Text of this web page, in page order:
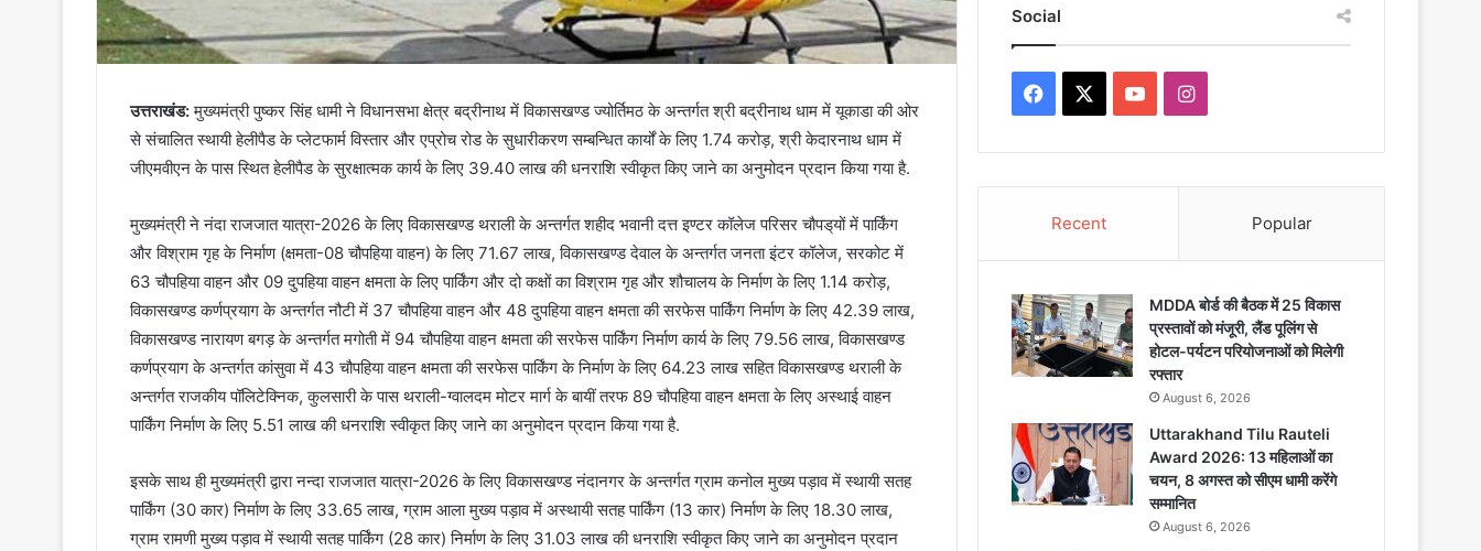
उत्तराखंड:मुख्यमंत्री पुष्कर सिंह धामी ने विधानसभा क्षेत्र बद्रीनाथ में विकासखण्ड ज्योर्तिमठ के अन्तर्गत श्री बद्रीनाथ धाम में यूकाडा की ओर
से संचालित स्थायी हेलीपैड के प्लेटफार्म विस्तार और एप्रोच रोड के सुधारीकरण सम्बन्धित कार्यों के लिए 1.74 करोड़, श्री केदारनाथ धाम में
जीएमवीएन के पास स्थित हेलीपैड के सुरक्षात्मक कार्य के लिए 39.40 लाख की धनराशि स्वीकृत किए जाने का अनुमोदन प्रदान किया गया है.
मुख्यमंत्री ने नंदा राजजात यात्रा-2026 के लिए विकासखण्ड थराली के अन्तर्गत शहीद भवानी दत्त इण्टर कॉलेज परिसर चौपड्‌यों में पार्किंग
और विश्राम गृह के निर्माण (क्षमता-08 चौपहिया वाहन) के लिए 71.67 लाख, विकासखण्ड देवाल के अन्तर्गत जनता इंटर कॉलेज, सरकोट में
63 चौपहिया वाहन और 09 दुपहिया वाहन क्षमता के लिए पार्किंग और दो कक्षों का विश्राम गृह और शौचालय के निर्माण के लिए 1.14 करोड़,
विकासखण्ड कर्णप्रयाग के अन्तर्गत नौटी में 37 चौपहिया वाहन और 48 दुपहिया वाहन क्षमता की सरफेस पार्किंग निर्माण के लिए 42.39 लाख,
विकासखण्ड नारायण बगड़ के अन्तर्गत मगोती में 94 चौपहिया वाहन क्षमता की सरफेस पार्किंग निर्माण कार्य के लिए 79.56 लाख, विकासखण्ड
कर्णप्रयाग के अन्तर्गत कांसुवा में 43 चौपहिया वाहन क्षमता की सरफेस पार्किंग के निर्माण के लिए 64.23 लाख सहित विकासखण्ड थराली के
अन्तर्गत राजकीय पॉलिटेक्निक, कुलसारी के पास थराली-ग्वालदम मोटर मार्ग के बायीं तरफ 89 चौपहिया वाहन क्षमता के लिए अस्थाई वाहन
पार्किंग निर्माण के लिए 5.51 लाख की धनराशि स्वीकृत किए जाने का अनुमोदन प्रदान किया गया है.
इसके साथ ही मुख्यमंत्री द्वारा नन्दा राजजात यात्रा-2026 के लिए विकासखण्ड नंदानगर के अन्तर्गत ग्राम कनोल मुख्य पड़ाव में स्थायी सतह
पार्किंग (30 कार) निर्माण के लिए 33.65 लाख, ग्राम आला मुख्य पड़ाव में अस्थायी सतह पार्किंग (13 कार) निर्माण के लिए 18.30 लाख,
ग्राम रामणी मुख्य पड़ाव में स्थायी सतह पार्किंग (28 कार) निर्माण के लिए 31.03 लाख की धनराशि स्वीकृत किए जाने का अनुमोदन प्रदान
Social
Facebook YouTubeInstagram
Recent Popular
MDDA बोर्ड की बैठक में 25 विकास
प्रस्तावों को मंजूरी, लैंड पूलिंग से
होटल-पर्यटन परियोजनाओं को मिलेगी
रफ्तार
August 6, 2026
Uttarakhand Tilu Rauteli
Award 2026: 13 महिलाओं का
चयन, 8 अगस्त को सीएम धामी करेंगे
सम्मानित
August 6, 2026